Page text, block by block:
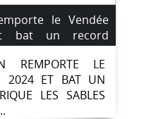
le Vendée
bat un record
REMPORTE LE
2024 ET BAT UN
LES SABLES